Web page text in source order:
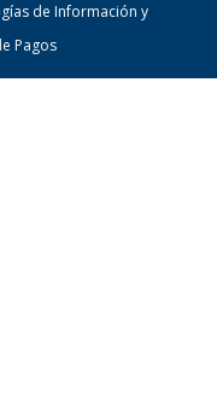
de Información y
Pagos